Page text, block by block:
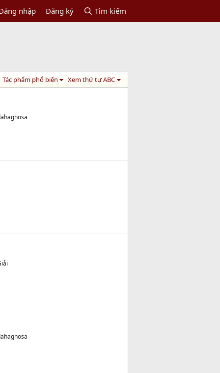
nhập Đăng ký Tìm kiếm
Tác phẩm phổ biến Xem thứ tự ABC